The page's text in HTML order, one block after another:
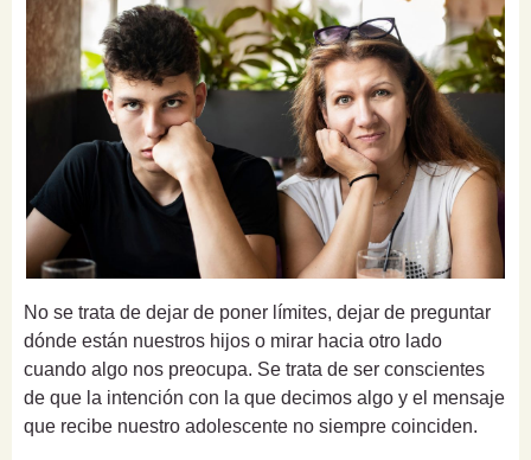
No se trata de dejar de poner límites, dejar de preguntar
dónde están nuestros hijos o mirar hacia otro lado
cuando algo nos preocupa. Se trata de ser conscientes
de que la intención con la que decimos algo y el mensaje
que recibe nuestro adolescente no siempre coinciden.